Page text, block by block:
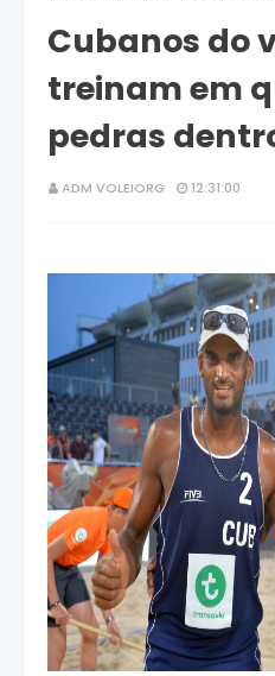
Cubanos do
treinam em
pedras
ADM VOLEIORG 12:31:00